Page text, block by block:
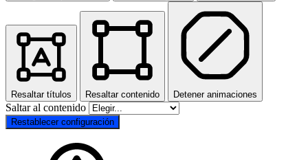
Resaltar títulos Resaltar contenido Detener animaciones
Saltar al contenido
Restablecer configuración